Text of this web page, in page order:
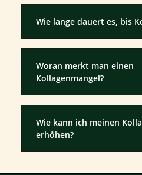
Wie lange dauert es, bis
Woran merkt man einen
Kollagenmangel?
Wie kann ich meinen
erhöhen?